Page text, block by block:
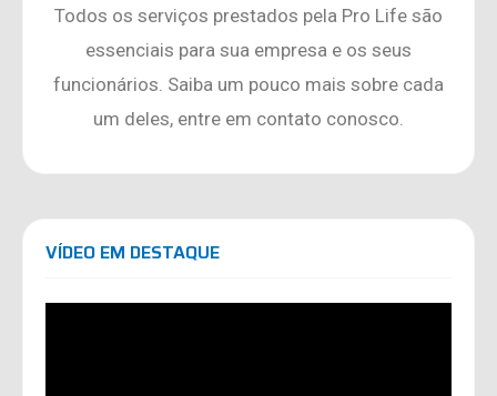
Todos os serviços prestados pela Pro Life são
essenciais para sua empresa e os seus
funcionários. Saiba um pouco mais sobre cada
um deles, entre em contato conosco.
VÍDEO EM DESTAQUE